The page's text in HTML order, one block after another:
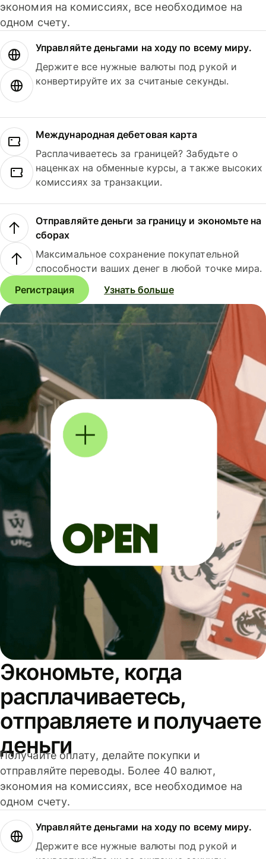
экономия на комиссиях, все необходимое на
одном счету.
Управляйте деньгами на ходу по всему миру.
Держите все нужные валюты под рукой и
конвертируйте их за считаные секунды.
Международная дебетовая карта
Расплачиваетесь за границей? Забудьте о
наценках на обменные курсы, а также высоких
комиссиях за транзакции.
Отправляйте деньги за границу и экономьте на
сборах
Максимальное сохранение покупательной
способности ваших денег в любой точке мира.
Регистрация
Узнать больше
Экономьте, когда
расплачиваетесь,
отправляете и получаете
деньги
Получайте оплату, делайте покупки и
отправляйте переводы. Более 40 валют,
экономия на комиссиях, все необходимое на
одном счету.
Управляйте деньгами на ходу по всему миру.
Держите все нужные валюты под рукой и